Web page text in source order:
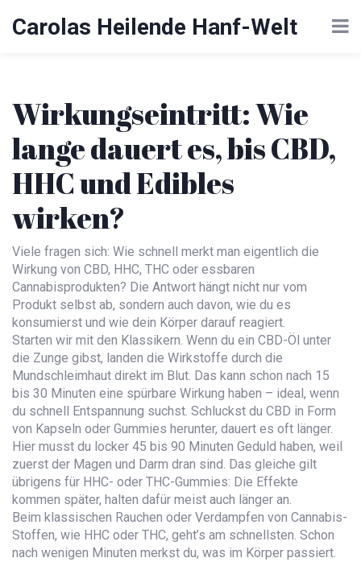
Carolas Heilende Hanf-Welt
Wirkungseintritt: Wie
lange dauert es, bis CBD,
HHC und Edibles
wirken?
Viele fragen sich: Wie schnell merkt man eigentlich die
Wirkung von CBD, HHC, THC oder essbaren
Cannabisprodukten? Die Antwort hängt nicht nur vom
Produkt selbst ab, sondern auch davon, wie du es
konsumierst und wie dein Körper darauf reagiert.
Starten wir mit den Klassikern. Wenn du ein CBD-Öl unter
die Zunge gibst, landen die Wirkstoffe durch die
Mundschleimhaut direkt im Blut. Das kann schon nach 15
bis 30 Minuten eine spürbare Wirkung haben – ideal, wenn
du schnell Entspannung suchst. Schluckst du CBD in Form
von Kapseln oder Gummies herunter, dauert es oft länger.
Hier musst du locker 45 bis 90 Minuten Geduld haben, weil
zuerst der Magen und Darm dran sind. Das gleiche gilt
übrigens für HHC- oder THC-Gummies: Die Effekte
kommen später, halten dafür meist auch länger an.
Beim klassischen Rauchen oder Verdampfen von Cannabis-
Stoffen, wie HHC oder THC, geht’s am schnellsten. Schon
nach wenigen Minuten merkst du, was im Körper passiert.